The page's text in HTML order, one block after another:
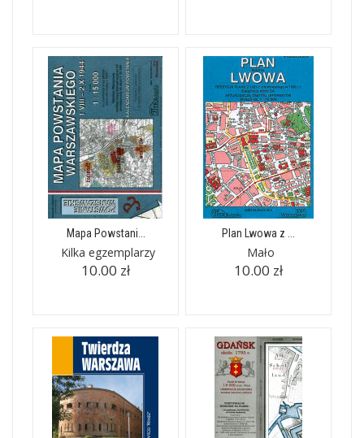
Mapa Powstani...
Kilka egzemplarzy
10.00 zł
Plan Lwowa z ...
Mało
10.00 zł